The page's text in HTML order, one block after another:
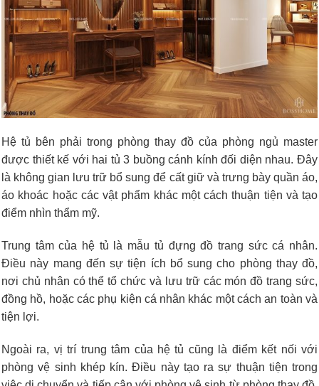
Hệ tủ bên phải trong phòng thay đồ của phòng ngủ master
được thiết kế với hai tủ 3 buồng cánh kính đối diện nhau. Đây
là không gian lưu trữ bổ sung để cất giữ và trưng bày quần áo,
áo khoác hoặc các vật phẩm khác một cách thuận tiện và tạo
điểm nhìn thẩm mỹ.
Trung tâm của hệ tủ là mẫu tủ đựng đồ trang sức cá nhân.
Điều này mang đến sự tiện ích bổ sung cho phòng thay đồ,
nơi chủ nhân có thể tổ chức và lưu trữ các món đồ trang sức,
đồng hồ, hoặc các phụ kiện cá nhân khác một cách an toàn và
tiện lợi.
Ngoài ra, vị trí trung tâm của hệ tủ cũng là điểm kết nối với
phòng vệ sinh khép kín. Điều này tạo ra sự thuận tiện trong